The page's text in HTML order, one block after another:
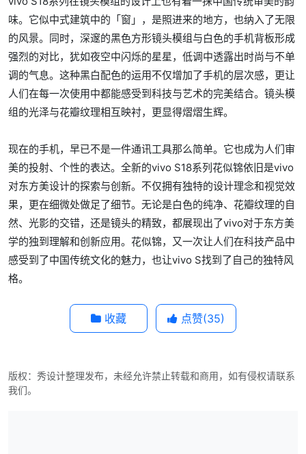
味。它似中式建筑中的「窗」，是照进来的地方，也纳入了无限
的风景。同时，深邃的黑色方形镜头模组与白色的手机背板形成
强烈的对比，犹如夜空中闪烁的星星，低调中透露出时尚与不单
调的气息。这种黑白配色的运用不仅增加了手机的层次感，更让
人们在每一次使用中都能感受到科技与艺术的完美结合。镜头模
组的光泽与花瓣纹理相互映衬，更显得熠熠生辉。
现在的手机，早已不是一件通讯工具那么简单。它也成为人们审
美的投射、个性的表达。全新的vivo S18系列花似锦依旧是vivo
对东方美设计的探索与创新。不仅拥有独特的设计理念和视觉效
果，更在细微处做足了细节。无论是白色的纯净、花瓣纹理的自
然、光影的交错，还是镜头的精致，都展现出了vivo对于东方美
学的独到理解和创新应用。花似锦，又一次让人们在科技产品中
感受到了中国传统文化的魅力，也让vivo S找到了自己的独特风
格。
收藏 点赞(35)
版权：秀设计整理发布，未经允许禁止转载和商用，如有侵权请联系
我们。